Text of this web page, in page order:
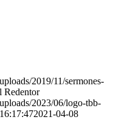
2019/11/sermones-
2023/06/logo-tbb-
2021-04-08